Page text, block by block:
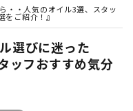
・人気のオイル3選、スタッ
をご紹介！』
選びに迷った
ッフおすすめ気分